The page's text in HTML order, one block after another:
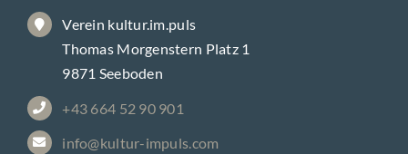
Verein kultur.im.puls
Thomas Morgenstern Platz 1
9871 Seeboden
+43 664 52 90 901
info@kultur-impuls.com